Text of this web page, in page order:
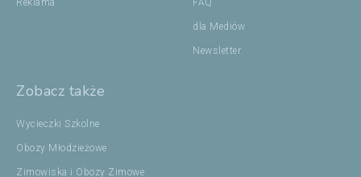
Reklama FAQ
dla Mediów
Newsletter
Zobacz także
Wycieczki Szkolne
Obozy Młodzieżowe
Zimowiska i Obozy Zimowe